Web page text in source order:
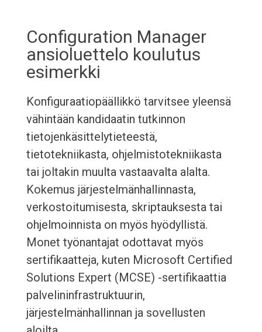
Configuration Manager
ansioluettelo koulutus
esimerkki
Konfiguraatiopäällikkö tarvitsee yleensä
vähintään kandidaatin tutkinnon
tietojenkäsittelytieteestä,
tietotekniikasta, ohjelmistotekniikasta
tai joltakin muulta vastaavalta alalta.
Kokemus järjestelmänhallinnasta,
verkostoitumisesta, skriptauksesta tai
ohjelmoinnista on myös hyödyllistä.
Monet työnantajat odottavat myös
sertifikaatteja, kuten Microsoft Certified
Solutions Expert (MCSE) -sertifikaattia
palvelininfrastruktuurin,
järjestelmänhallinnan ja sovellusten